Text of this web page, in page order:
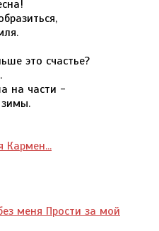
это счастье?
на части -
Кармен...